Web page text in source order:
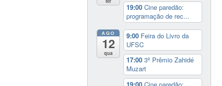
19:00Cine paredão:
programação de rec...
AGO
12
qua
9:00 Feira do Livro da
UFSC
17:003º Prêmio Zahidé
Muzart